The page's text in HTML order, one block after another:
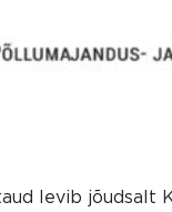
levib jõudsalt